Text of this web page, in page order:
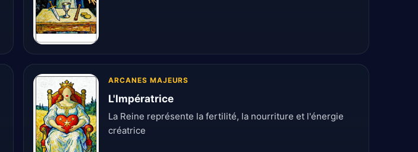
ARCANES MAJEURS
L'Impératrice
La Reine représente la fertilité, la nourriture et l'énergie
créatrice